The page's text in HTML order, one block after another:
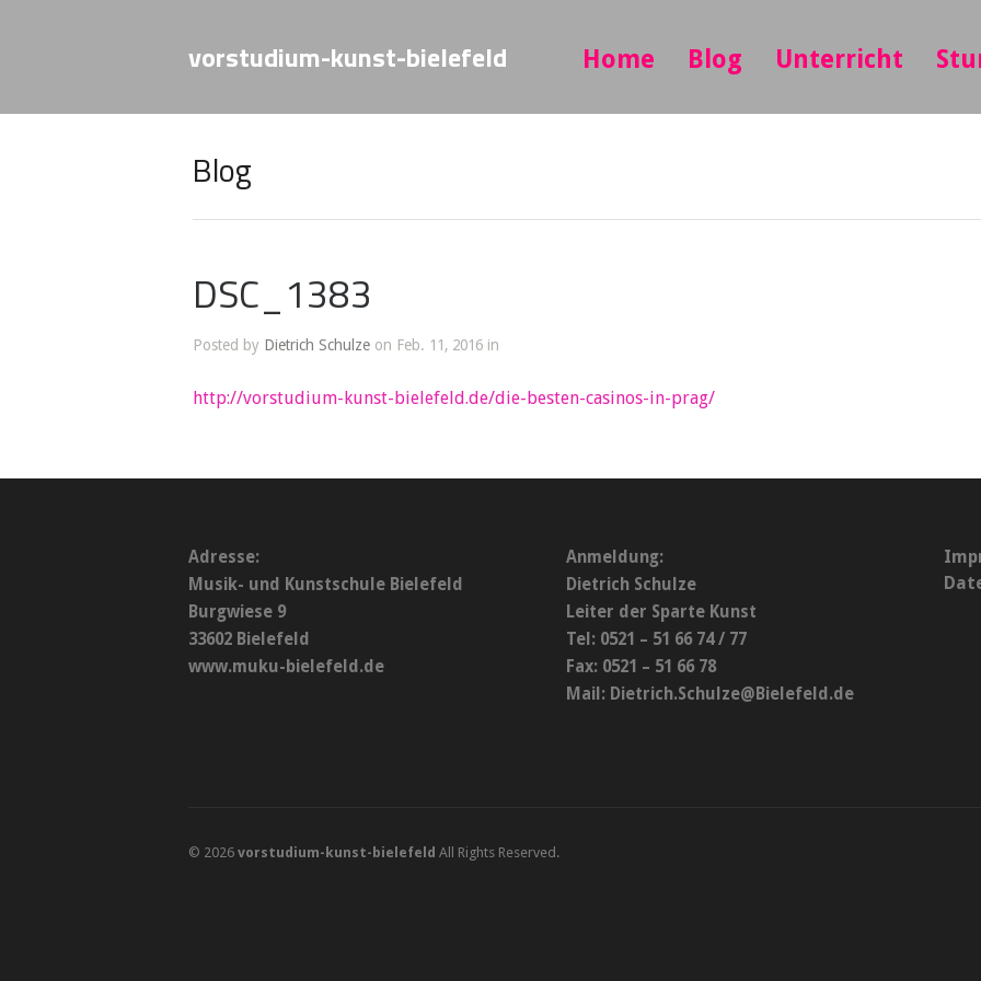
vorstudium-kunst-bielefeld Home Blog Unterricht
Blog
DSC_1383
Posted by Dietrich Schulze on Feb. 11, 2016 in
http://vorstudium-kunst-bielefeld.de/die-besten-casinos-in-prag/
Adresse:
Musik- und Kunstschule Bielefeld
Burgwiese 9
33602 Bielefeld
www.muku-bielefeld.de
Anmeldung:
Dietrich Schulze
Leiter der Sparte Kunst
Tel: 0521 – 51 66 74 / 77
Fax: 0521 – 51 66 78
Mail: Dietrich.Schulze@Bielefeld.de
© 2026 vorstudium-kunst-bielefeld All Rights Reserved.